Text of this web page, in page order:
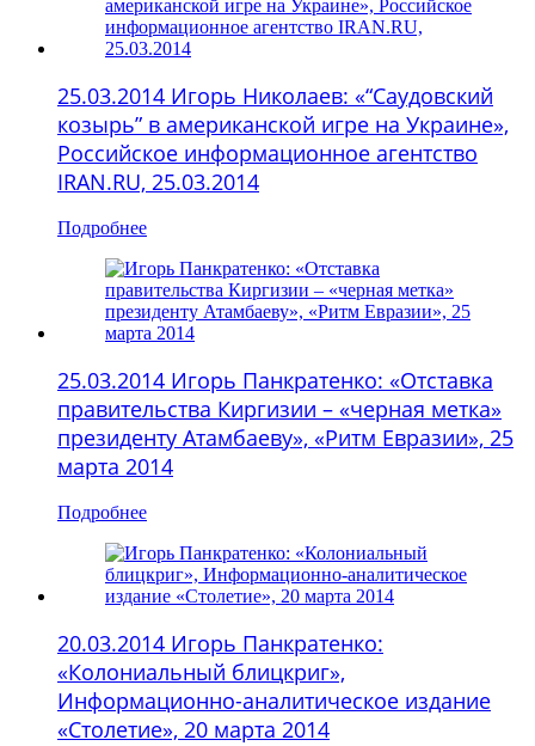
25.03.2014 Игорь Николаев: «“Саудовский
козырь” в американской игре на Украине»,
Российское информационное агентство
IRAN.RU, 25.03.2014
Подробнее
25.03.2014 Игорь Панкратенко: «Отставка
правительства Киргизии – «черная метка»
президенту Атамбаеву», «Ритм Евразии», 25
марта 2014
Подробнее
20.03.2014 Игорь Панкратенко:
«Колониальный блицкриг»,
Информационно-аналитическое издание
«Столетие», 20 марта 2014